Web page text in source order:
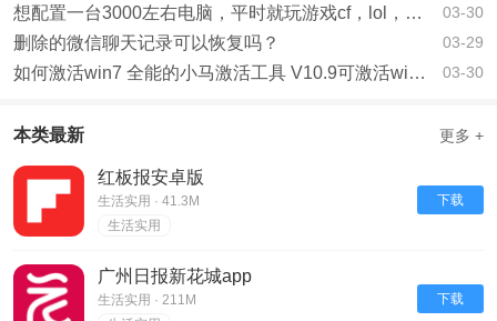
想配置一台3000左右电脑，平时就玩游戏cf，lol，看电影,求大神指点。？ 03-30
删除的微信聊天记录可以恢复吗？ 03-29
如何激活win7 全能的小马激活工具 V10.9可激活win10系统？ 03-30
本类最新 更多 +
红板报安卓版
生活实用 · 41.3M
生活实用
下载
广州日报新花城app
生活实用 · 211M
下载